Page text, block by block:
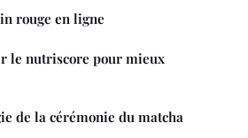
rouge en ligne
le nutriscore pour mieux
de la cérémonie du matcha